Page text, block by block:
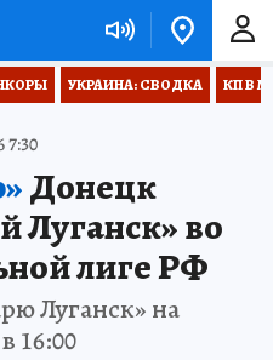
УКРАИНА: СВОДКА КП В
7:30
Донецк
Луганск» во
лиге РФ
Луганск» на
16:00